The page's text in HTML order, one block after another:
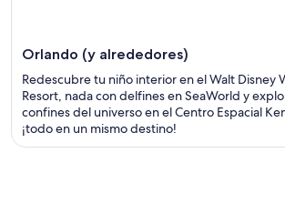
Orlando (y alrededores)
Redescubre tu niño interior en el Walt Disney
Resort, nada con delfines en SeaWorld y
confines del universo en el Centro Espacial
¡todo en un mismo destino!